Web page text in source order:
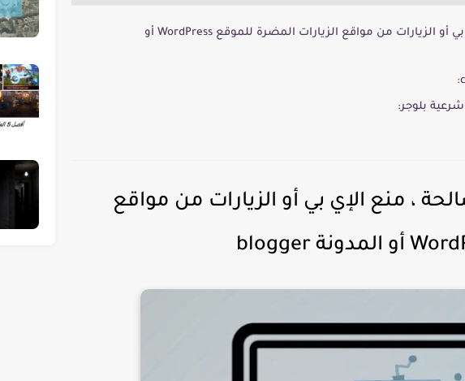
مخاوف بشأن الزيارات غير الصالحة ، منع الإي بي أو الزيارات من مواقع الزيارات المضرة للموقع WordPress أو
شرعية بلوجر:
، منع الإي بي أو الزيارات من مواقع